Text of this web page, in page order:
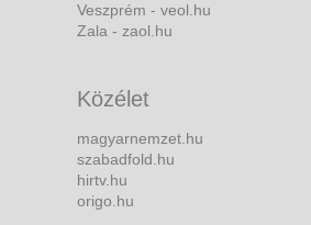
Veszprém - veol.hu
Zala - zaol.hu
Közélet
magyarnemzet.hu
szabadfold.hu
hirtv.hu
origo.hu